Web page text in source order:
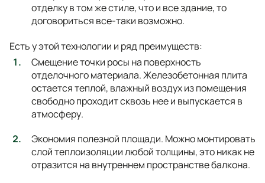
отделку в том же стиле, что и все здание, то
договориться все-таки возможно.
Есть у этой технологии и ряд преимуществ:
Смещение точки росы на поверхность
отделочного материала. Железобетонная плита
остается теплой, влажный воздух из помещения
свободно проходит сквозь нее и выпускается в
атмосферу.
Экономия полезной площади. Можно монтировать
слой теплоизоляции любой толщины, это никак не
отразится на внутреннем пространстве балкона.